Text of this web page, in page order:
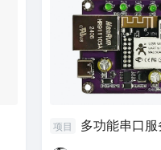
项目 多功能串口服